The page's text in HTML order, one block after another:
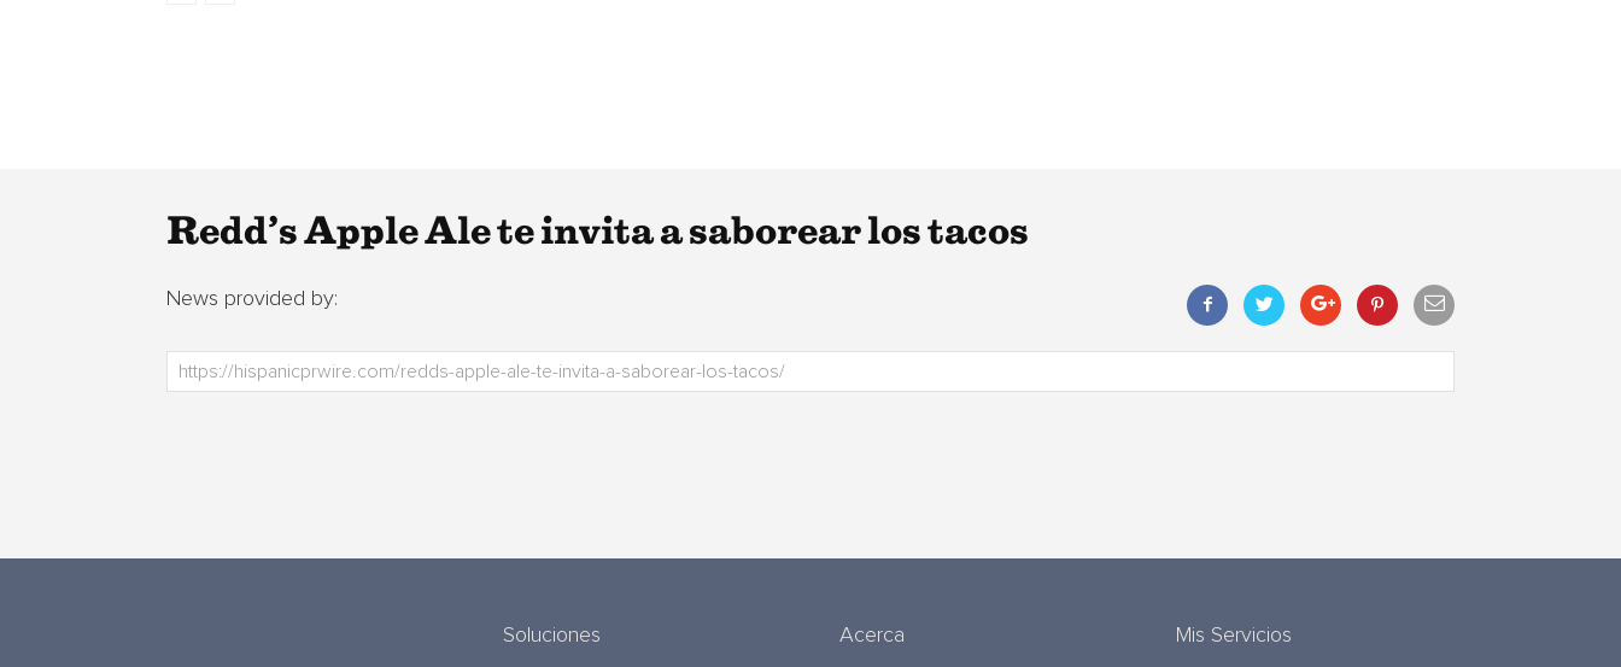
Redd’s Apple Ale te invita a saborear los tacos
News provided by:
Soluciones Acerca Mis Servicios